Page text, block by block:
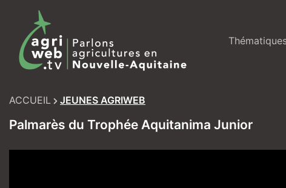
content
ACCUEIL JEUNES AGRIWEB
Palmarès du Trophée Aquitanima Junior